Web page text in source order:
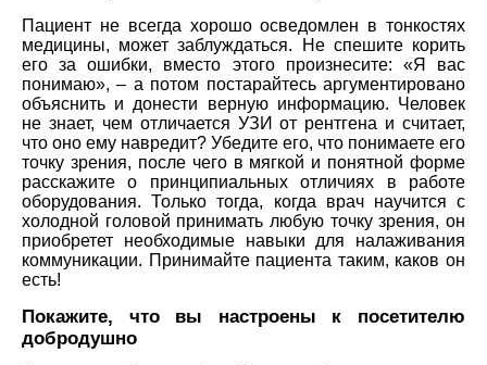
Пациент не всегда хорошо осведомлен в тонкостях
медицины, может заблуждаться. Не спешите корить
его за ошибки, вместо этого произнесите: «Я вас
понимаю», – а потом постарайтесь аргументировано
объяснить и донести верную информацию. Человек
не знает, чем отличается УЗИ от рентгена и считает,
что оно ему навредит? Убедите его, что понимаете его
точку зрения, после чего в мягкой и понятной форме
расскажите о принципиальных отличиях в работе
оборудования. Только тогда, когда врач научится с
холодной головой принимать любую точку зрения, он
приобретет необходимые навыки для налаживания
коммуникации. Принимайте пациента таким, каков он
есть!
Покажите, что вы настроены к посетителю
добродушно